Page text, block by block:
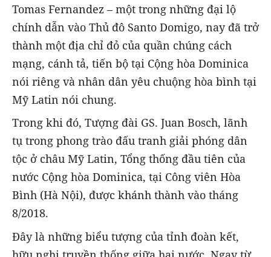
Tomas Fernandez – một trong những đại lộ
chính dẫn vào Thủ đô Santo Domigo, nay đã trở
thành một địa chỉ đỏ của quần chúng cách
mạng, cánh tả, tiến bộ tại Cộng hòa Dominica
nói riêng và nhân dân yêu chuộng hòa bình tại
Mỹ Latin nói chung.
Trong khi đó, Tượng đài GS. Juan Bosch, lãnh
tụ trong phong trào đấu tranh giải phóng dân
tộc ở châu Mỹ Latin, Tổng thống đầu tiên của
nước Cộng hòa Dominica, tại Công viên Hòa
Bình (Hà Nội), được khánh thành vào tháng
8/2018.
Đây là những biểu tượng của tỉnh đoàn kết,